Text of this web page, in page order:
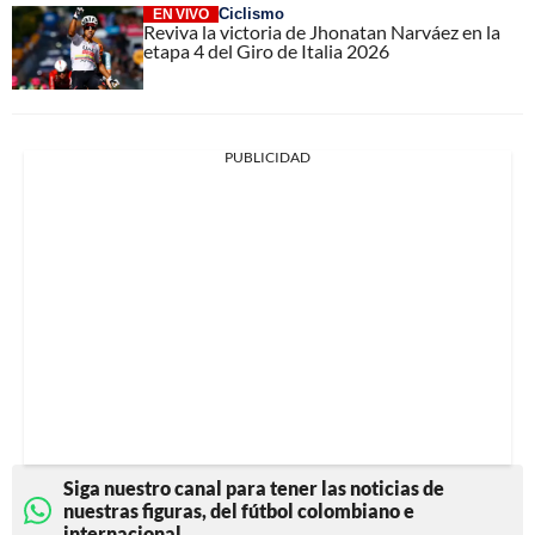
EN VIVO Ciclismo
Reviva la victoria de Jhonatan Narváez en la
etapa 4 del Giro de Italia 2026
PUBLICIDAD
Siga nuestro canal para tener las noticias de
nuestras figuras, del fútbol colombiano e